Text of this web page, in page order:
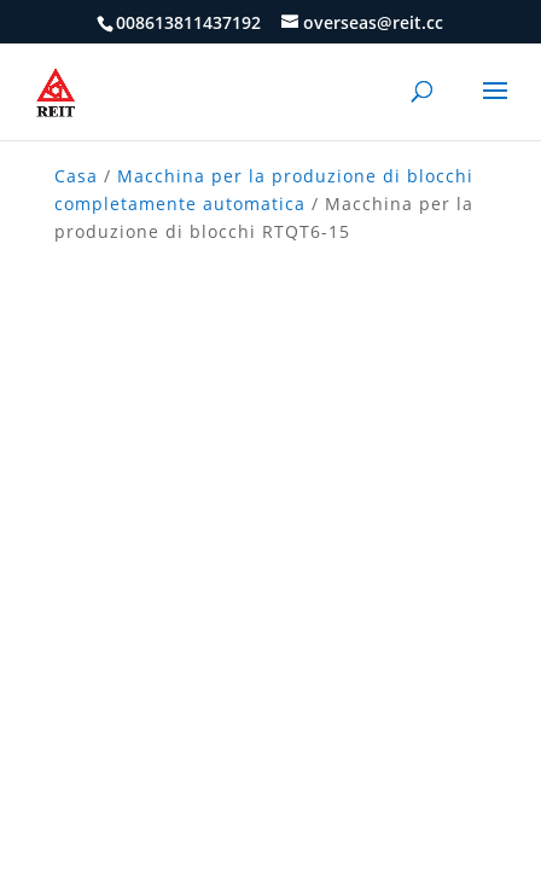
008613811437192 overseas@reit.cc
Casa / Macchina per la produzione di blocchi
completamente automatica / Macchina per la
produzione di blocchi RTQT6-15